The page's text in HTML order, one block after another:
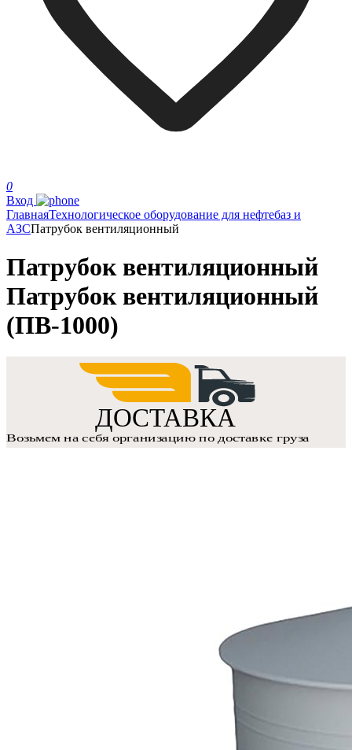
0
Вход
ГлавнаяТехнологическое оборудование для нефтебаз и
АЗСПатрубок вентиляционный
Патрубок вентиляционный
Патрубок вентиляционный
(ПВ-1000)